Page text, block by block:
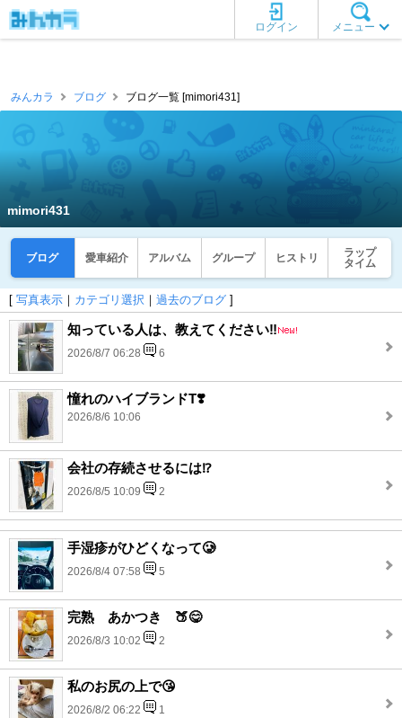
メニュー
ログイン
みんカラ ブログ ブログ一覧 [mimori431]
mimori431
ブログ 愛車紹介 アルバム グループ ヒストリ
ラップ
タイム
[ 写真表示 ｜ カテゴリ選択 ｜ 過去のブログ ]
知っている人は、教えてください‼️
2026/8/7 06:28 6
憧れのハイブランドT❣️
2026/8/6 10:06
会社の存続させるには⁉️
2026/8/5 10:09 2
手湿疹がひどくなって🥲
2026/8/4 07:58 5
完熟 あかつき 🍑😋
2026/8/3 10:02 2
私のお尻の上で😘
2026/8/2 06:22 1